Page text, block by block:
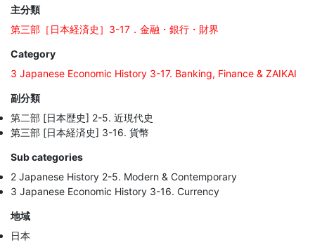
主分類
第三部［日本経済史］3-17．金融・銀行・財界
Category
3 Japanese Economic History 3-17. Banking, Finance & ZAIKAI
副分類
第二部 [日本歴史] 2-5. 近現代史
第三部 [日本経済史] 3-16. 貨幣
Sub categories
2 Japanese History 2-5. Modern & Contemporary
3 Japanese Economic History 3-16. Currency
地域
日本